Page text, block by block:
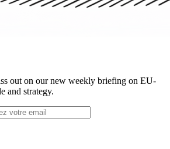
out on our new weekly briefing on EU-
and strategy.